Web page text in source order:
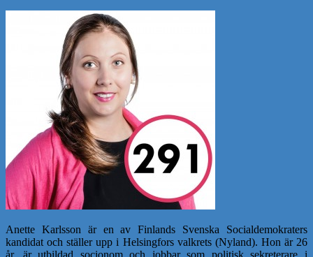
Anette Karlsson är en av Finlands Svenska Socialdemokraters
kandidat och ställer upp i Helsingfors valkrets (Nyland). Hon är 26
år, är utbildad socionom och jobbar som politisk sekreterare i